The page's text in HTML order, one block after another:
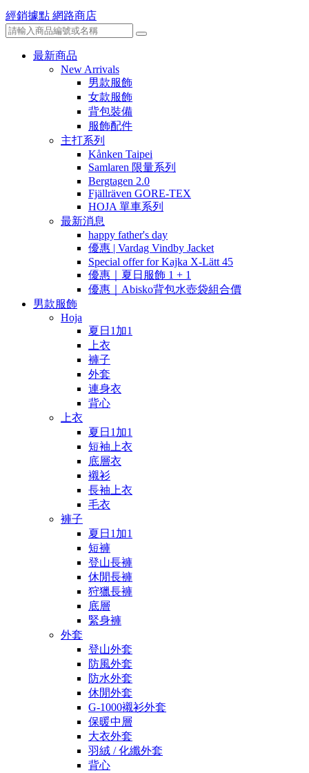
經銷據點 網路商店
最新商品
New Arrivals
男款服飾
女款服飾
背包裝備
服飾配件
主打系列
Kånken Taipei
Samlaren 限量系列
Bergtagen 2.0
Fjällräven GORE-TEX
HOJA 單車系列
最新消息
happy father's day
優惠 | Vardag Vindby Jacket
Special offer for Kajka X-Lätt 45
優惠｜夏日服飾 1 + 1
優惠｜Abisko背包水壺袋組合價
男款服飾
Hoja
夏日1加1
上衣
褲子
外套
連身衣
背心
上衣
夏日1加1
短袖上衣
底層衣
襯衫
長袖上衣
毛衣
褲子
夏日1加1
短褲
登山長褲
休閒長褲
狩獵長褲
底層
緊身褲
外套
登山外套
防風外套
防水外套
休閒外套
G-1000襯衫外套
保暖中層
大衣外套
羽絨 / 化纖外套
背心